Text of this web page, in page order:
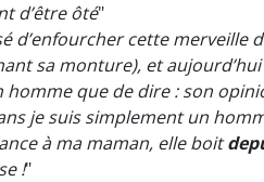
d’être ôté"
d’enfourcher cette
sa monture), et
homme que de dire : son
je suis simplement un
à ma maman, elle boit
!"